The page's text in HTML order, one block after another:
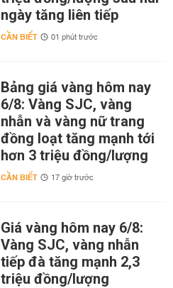
ngày tăng liên tiếp
CẦN BIẾT 01 phút trước
Bảng giá vàng hôm nay
6/8: Vàng SJC, vàng
nhẫn và vàng nữ trang
đồng loạt tăng mạnh tới
hơn 3 triệu đồng/lượng
CẦN BIẾT 17 giờ trước
Giá vàng hôm nay 6/8:
Vàng SJC, vàng nhẫn
tiếp đà tăng mạnh 2,3
triệu đồng/lượng